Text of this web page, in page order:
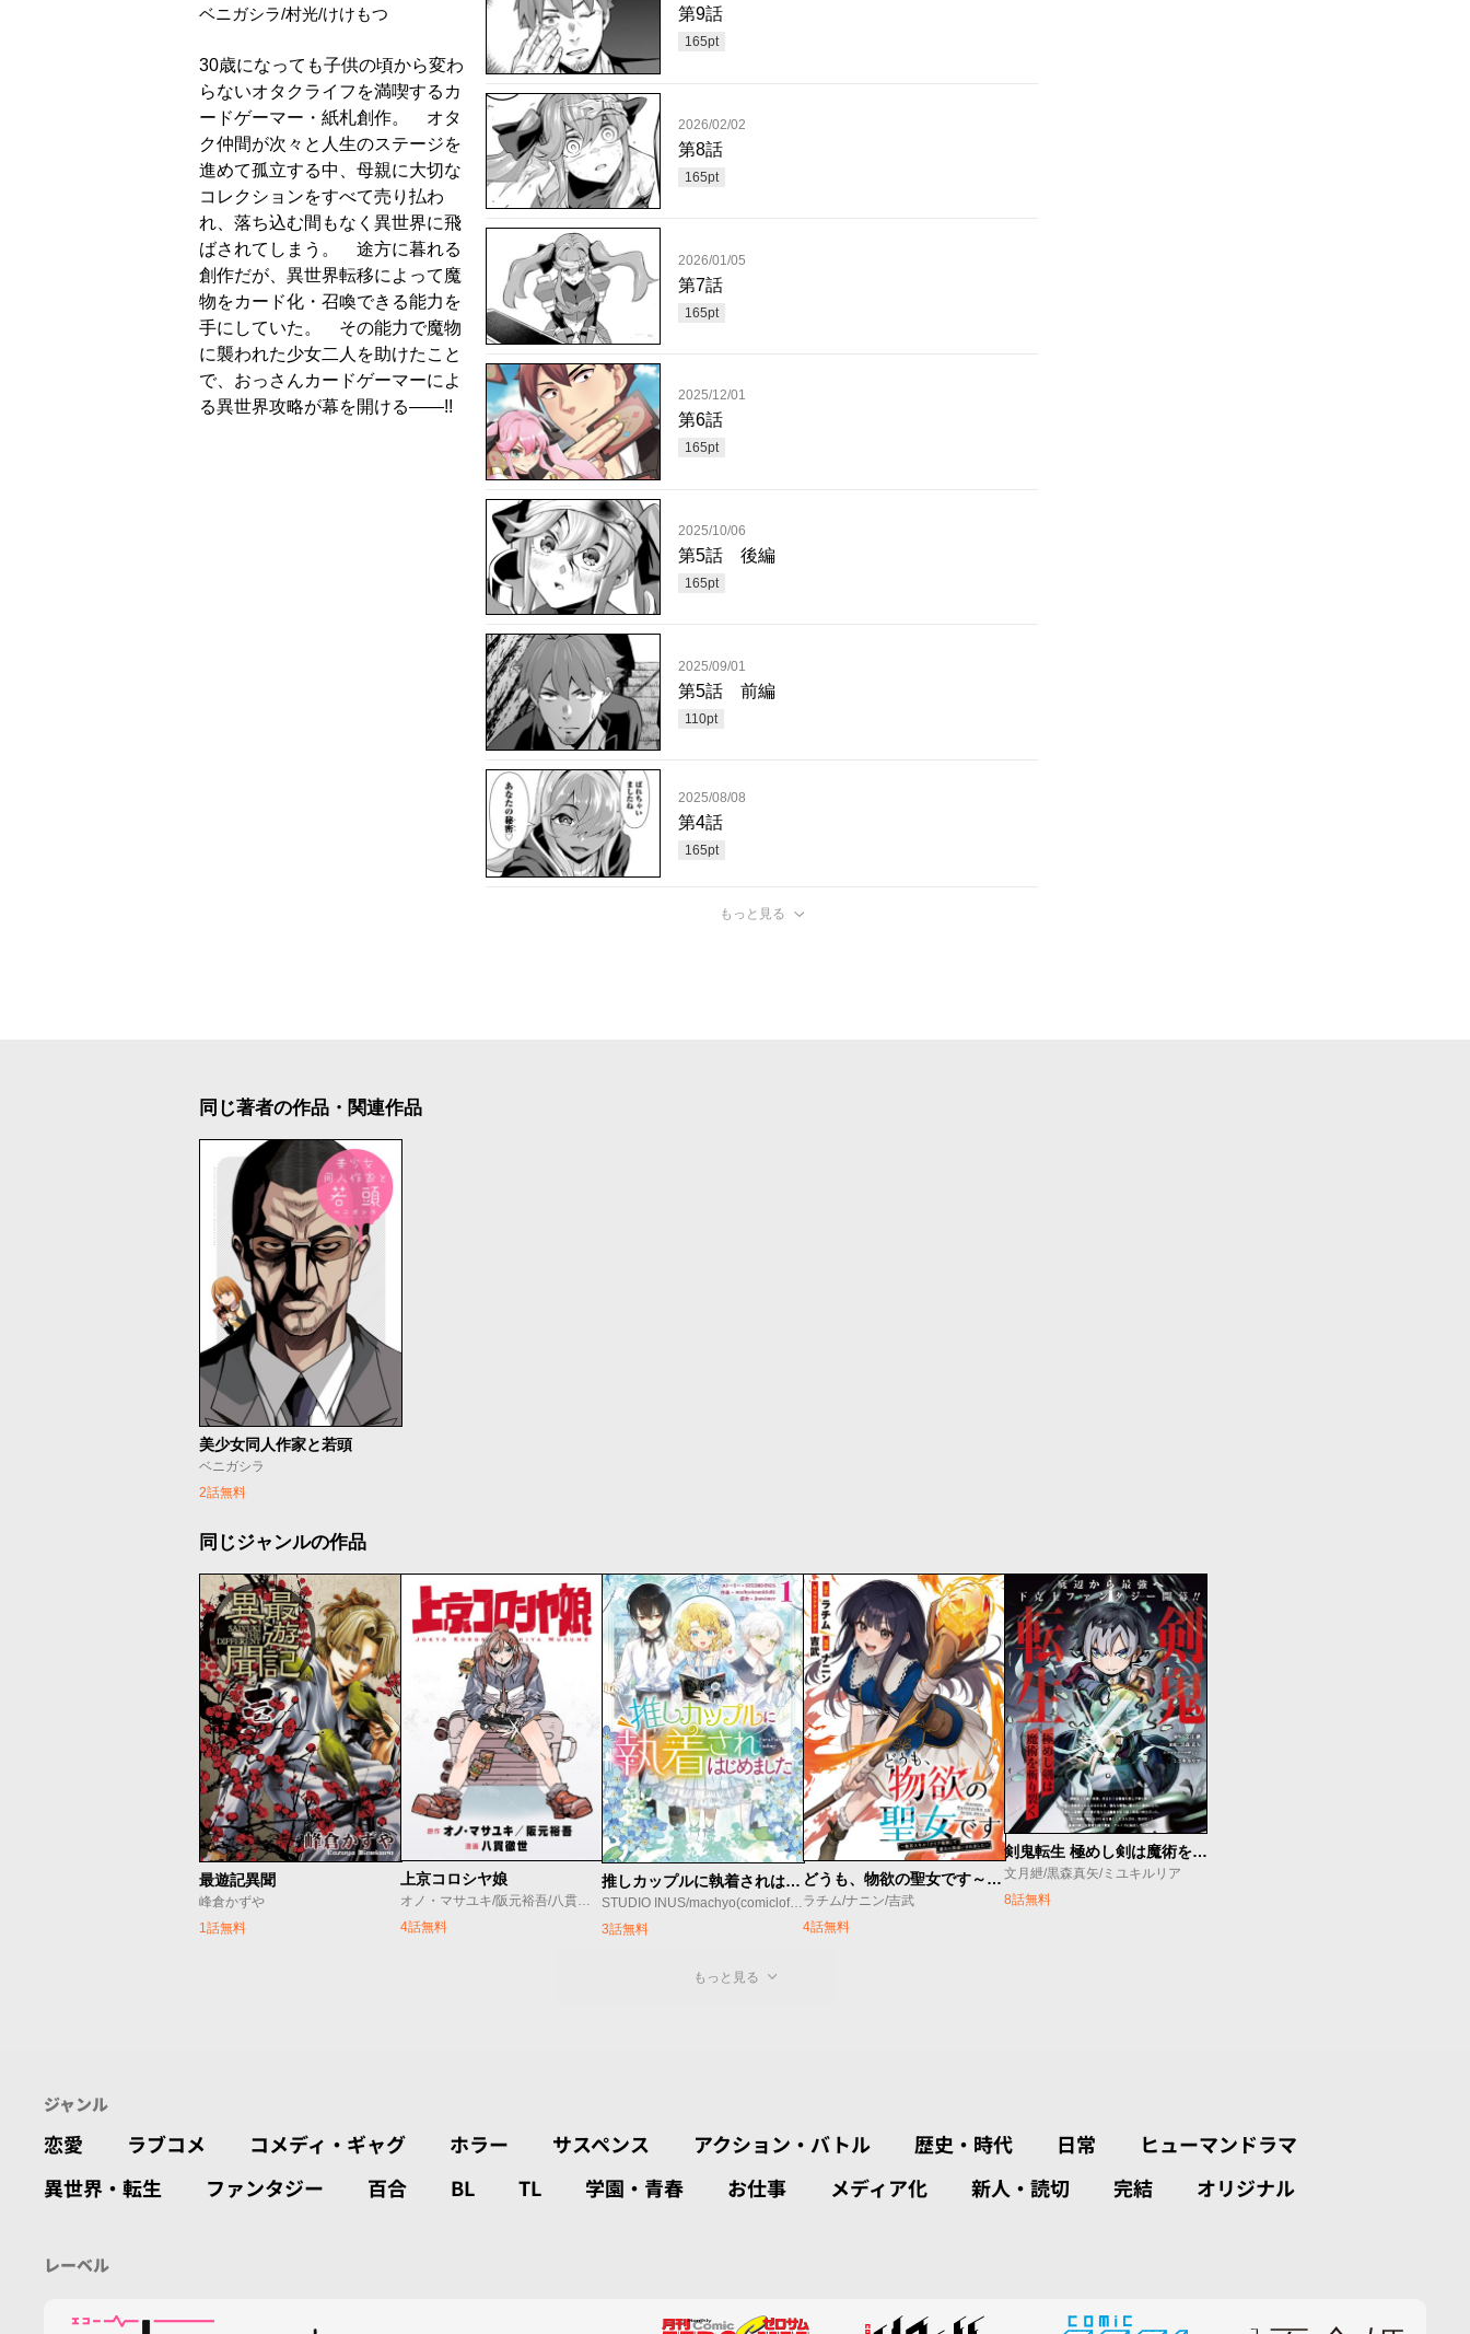
ベニガシラ/村光/けけもつ
30歳になっても子供の頃から変わ
らないオタクライフを満喫するカ
ードゲーマー・紙札創作。 オタ
ク仲間が次々と人生のステージを
進めて孤立する中、母親に大切な
コレクションをすべて売り払わ
れ、落ち込む間もなく異世界に飛
ばされてしまう。 途方に暮れる
創作だが、異世界転移によって魔
物をカード化・召喚できる能力を
手にしていた。 その能力で魔物
に襲われた少女二人を助けたこと
で、おっさんカードゲーマーによ
る異世界攻略が幕を開ける――!!
第9話
165pt
2026/02/02
第8話
165pt
2026/01/05
第7話
165pt
2025/12/01
第6話
165pt
2025/10/06
第5話 後編
165pt
2025/09/01
第5話 前編
110pt
2025/08/08
第4話
165pt
もっと見る
同じ著者の作品・関連作品
美少女同人作家と若頭
ベニガシラ
2話無料
同じジャンルの作品
最遊記異聞
峰倉かずや
1話無料
上京コロシヤ娘
4話無料
推しカップルに執着されはじめました
STUDIO INUS/machyo(comicloft)/Joowinter
3話無料
どうも、物欲の聖女です～無双スキル「クリア報酬」で盛大に勘違いされました～
ラチム/ナニン/吉武
4話無料
剣鬼転生 極めし剣は魔術を斬り裂く
文月紲/黒森真矢/ミユキルリア
8話無料
もっと見る
ジャンル
恋愛 ラブコメ コメディ・ギャグ ホラー サスペンス アクション・バトル 歴史・時代 日常
ヒューマンドラマ
異世界・転生
ファンタジー 百合 BL TL 学園・青春 お仕事 メディア化 新人・読切 完結 オリジナル
レーベル